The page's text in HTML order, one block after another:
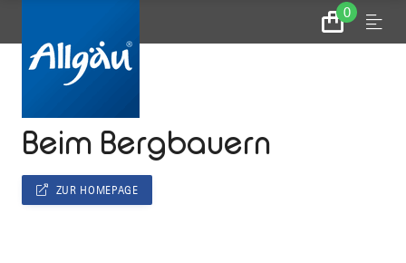
0
Zum
Warenkorb
Menu
Beim Bergbauern
ZUR HOMEPAGE